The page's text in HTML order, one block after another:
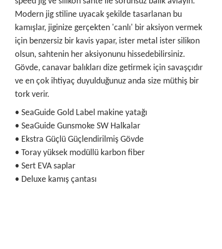
Modern jig stiline uyacak şekilde tasarlanan bu
kamışlar, jiginize gerçekten 'canlı' bir aksiyon vermek
için benzersiz bir kavis yapar, ister metal ister silikon
olsun, sahtenin her aksiyonunu hissedebilirsiniz.
Gövde, canavar balıkları dize getirmek için savaşçıdır
ve en çok ihtiyaç duyulduğunuz anda size müthiş bir
tork verir.
• SeaGuide Gold Label makine yatağı
• SeaGuide Gunsmoke SW Halkalar
• Ekstra Güçlü Güçlendirilmiş Gövde
• Toray yüksek modüllü karbon fiber
• Sert EVA saplar
• Deluxe kamış çantası